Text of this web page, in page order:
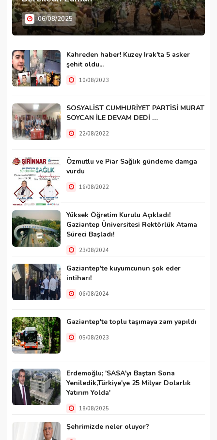
06/08/2025
Kahreden haber! Kuzey Irak'ta 5 asker
şehit oldu...
10/08/2023
SOSYALİST CUMHURİYET PARTİSİ MURAT
SOYCAN İLE DEVAM DEDİ …
22/08/2022
Özmutlu ve Piar Sağlık gündeme damga
vurdu
16/08/2022
Yüksek Öğretim Kurulu Açıkladı!
Gaziantep Üniversitesi Rektörlük Atama
Süreci Başladı!
23/08/2024
Gaziantep'te kuyumcunun şok eder
intiharı!
06/08/2024
Gaziantep'te toplu taşımaya zam yapıldı
05/08/2023
Erdemoğlu; 'SASA'yı Baştan Sona
Yeniledik,Türkiye'ye 25 Milyar Dolarlık
Yatırım Yolda'
18/08/2025
Şehrimizde neler oluyor?